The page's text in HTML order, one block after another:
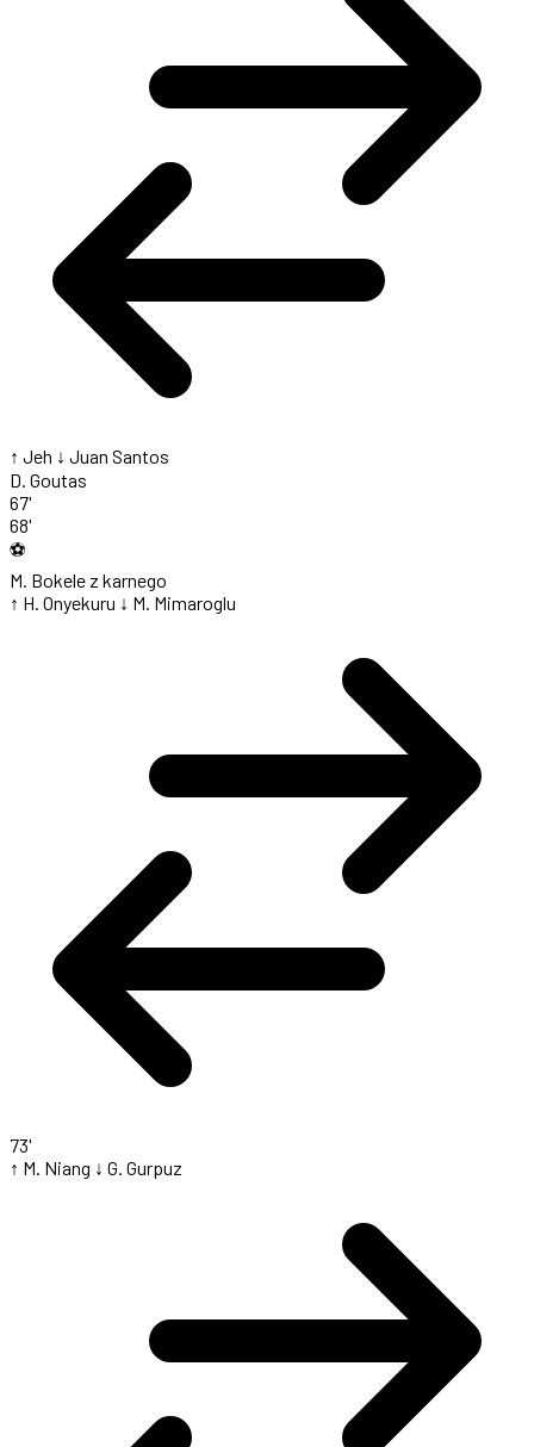
↑ Jeh ↓ Juan Santos
D. Goutas
67'
68'
⚽
M. Bokele z karnego
↑ H. Onyekuru ↓ M. Mimaroglu
73'
↑ M. Niang ↓ G. Gurpuz